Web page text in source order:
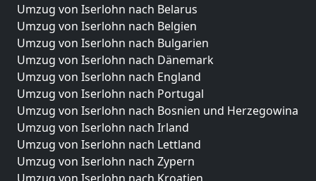
Umzug von Iserlohn nach Belarus
Umzug von Iserlohn nach Belgien
Umzug von Iserlohn nach Bulgarien
Umzug von Iserlohn nach Dänemark
Umzug von Iserlohn nach England
Umzug von Iserlohn nach Portugal
Umzug von Iserlohn nach Bosnien und Herzegowina
Umzug von Iserlohn nach Irland
Umzug von Iserlohn nach Lettland
Umzug von Iserlohn nach Zypern
Umzug von Iserlohn nach Kroatien